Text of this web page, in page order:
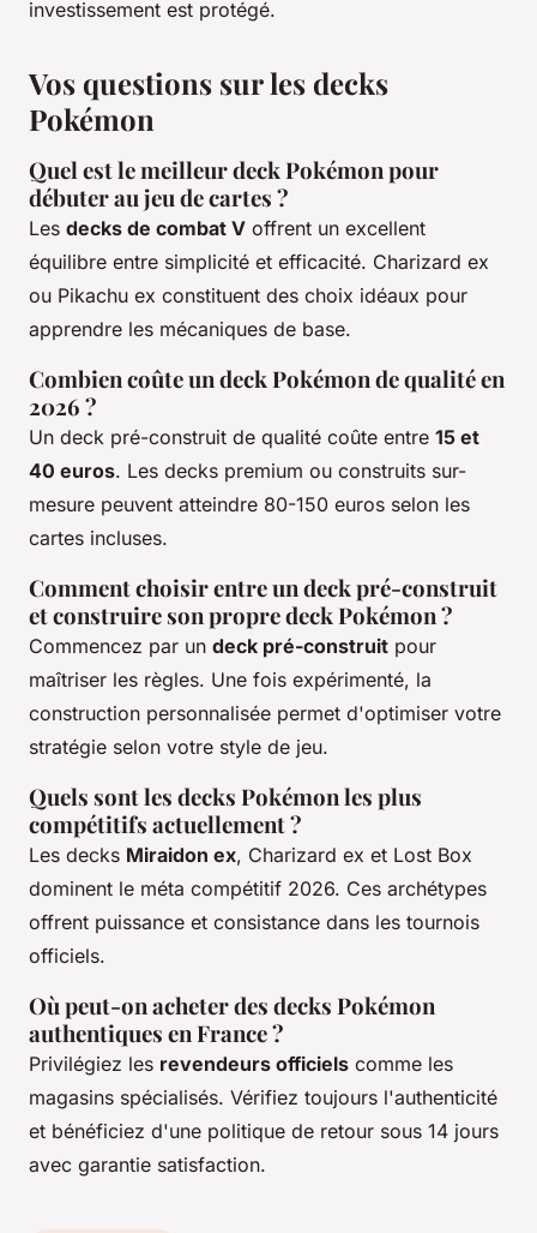
investissement est protégé.
Vos questions sur les decks
Pokémon
Quel est le meilleur deck Pokémon pour
débuter au jeu de cartes ?
Les decks de combat V offrent un excellent
équilibre entre simplicité et efficacité. Charizard ex
ou Pikachu ex constituent des choix idéaux pour
apprendre les mécaniques de base.
Combien coûte un deck Pokémon de qualité en
2026 ?
Un deck pré-construit de qualité coûte entre 15 et
40 euros. Les decks premium ou construits sur-
mesure peuvent atteindre 80-150 euros selon les
cartes incluses.
Comment choisir entre un deck pré-construit
et construire son propre deck Pokémon ?
Commencez par un deck pré-construit pour
maîtriser les règles. Une fois expérimenté, la
construction personnalisée permet d'optimiser votre
stratégie selon votre style de jeu.
Quels sont les decks Pokémon les plus
compétitifs actuellement ?
Les decks Miraidon ex, Charizard ex et Lost Box
dominent le méta compétitif 2026. Ces archétypes
offrent puissance et consistance dans les tournois
officiels.
Où peut-on acheter des decks Pokémon
authentiques en France ?
Privilégiez les revendeurs officiels comme les
magasins spécialisés. Vérifiez toujours l'authenticité
et bénéficiez d'une politique de retour sous 14 jours
avec garantie satisfaction.